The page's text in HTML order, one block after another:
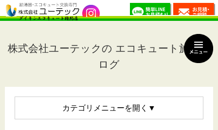
株式会社ユーテックの エコキュート施工ブ
ログ
カテゴリメニュー